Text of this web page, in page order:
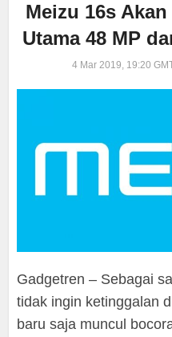
Meizu 16s
Utama 48 MP
4 Mar 2019, 19:20
Gadgetren – Sebagai
tidak ingin ketinggalan
baru saja muncul